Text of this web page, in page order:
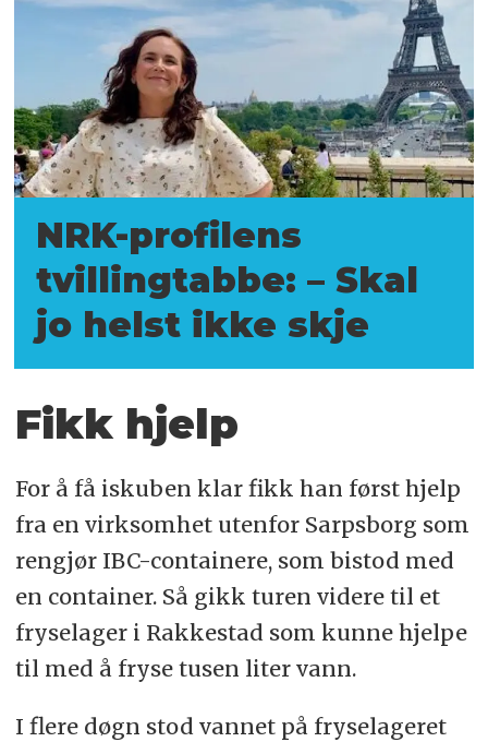
NRK-profilens
tvillingtabbe: – Skal
jo helst ikke skje
Fikk hjelp
For å få iskuben klar fikk han først hjelp
fra en virksomhet utenfor Sarpsborg som
rengjør IBC-containere, som bistod med
en container. Så gikk turen videre til et
fryselager i Rakkestad som kunne hjelpe
til med å fryse tusen liter vann.
I flere døgn stod vannet på fryselageret